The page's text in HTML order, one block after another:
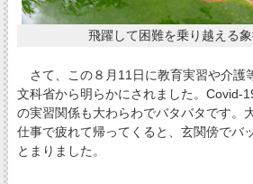
飛躍して困難を乗り越える
さて、この８月11日に教育実習や介護
文科省から明らかにされました。Covid-
の実習関係も大わらわでバタバタです。
仕事で疲れて帰ってくると、玄関傍でバ
とまりました。